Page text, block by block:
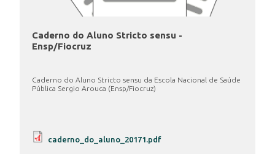
Caderno do Aluno Stricto sensu -
Ensp/Fiocruz
Caderno do Aluno Stricto sensu da Escola Nacional de Saúde
Pública Sergio Arouca (Ensp/Fiocruz)
caderno_do_aluno_20171.pdf